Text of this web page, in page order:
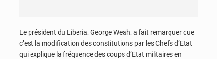
Le président du Liberia, George Weah, a fait remarquer que
c’est la modification des constitutions par les Chefs d’Etat
qui explique la fréquence des coups d’Etat militaires en